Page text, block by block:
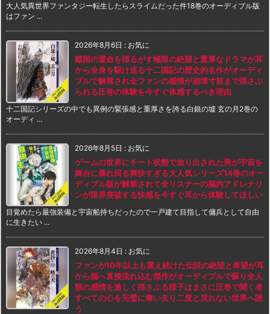
大人気異世界ファンタジー転生したらスライムだった件18巻のオーディブル版
はファン ...
2026年8月6日 : お気に
戴国の運命を揺るがす極限の絶望と重厚なドラマが耳
から全身を駆け巡る十二国記の歴史的名作がオーディ
ブルで解禁され全ファンの感情が崩壊寸前まで揺さぶ
られる圧巻の体験を今すぐ体感するべき理由
十二国記シリーズの中でも異例の緊張感と重厚さを誇る白銀の墟 玄の月2巻の
オーディ ...
2026年8月5日 : お気に
ゲームの世界にチート状態で放り出された男が宇宙を
舞台に暴れ回る爽快すぎる大人気シリーズ14巻のオー
ディブル版が解禁されて全リスナーの脳内アドレナリ
ンが限界突破する快感を今すぐ耳から体験してほしい
目覚めたら最強装備と宇宙船持ちだったので一戸建て目指して傭兵として自由
に生きたい ...
2026年8月4日 : お気に
ファンが10年以上も震え続けた伝説の絶望と希望が耳
から脳へ直接流れ込む傑作がオーディブルで蘇り全人
類の感情を激しく揺さぶる様子はまさに圧巻で聞く者
すべての心を完璧に奪い去り二度と戻れない世界へ誘
う